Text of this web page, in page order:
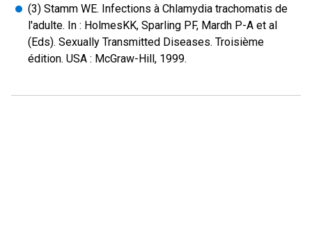
(3) Stamm WE. Infections à Chlamydia trachomatis de
l'adulte. In : HolmesKK, Sparling PF, Mardh P-A et al
(Eds). Sexually Transmitted Diseases. Troisième
édition. USA : McGraw-Hill, 1999.